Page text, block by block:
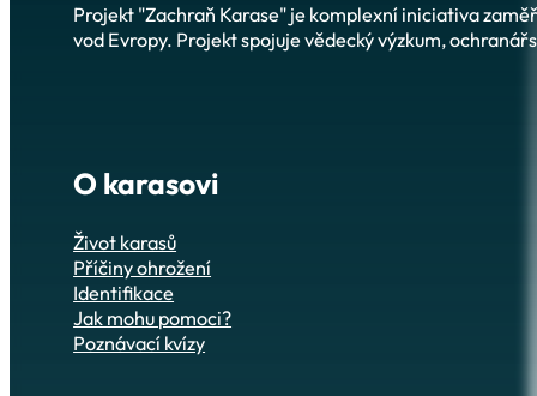
Projekt "Zachraň Karase" je komplexní iniciativa
vod Evropy. Projekt spojuje vědecký výzkum,
O karasovi
Život karasů
Příčiny ohrožení
Identifikace
Jak mohu pomoci?
Poznávací kvízy